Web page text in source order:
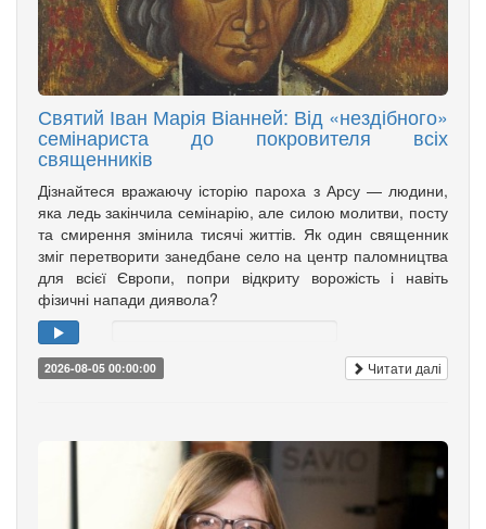
Святий Іван Марія Віанней: Від «нездібного»
семінариста до покровителя всіх
священників
Дізнайтеся вражаючу історію пароха з Арсу — людини,
яка ледь закінчила семінарію, але силою молитви, посту
та смирення змінила тисячі життів. Як один священник
зміг перетворити занедбане село на центр паломництва
для всієї Європи, попри відкриту ворожість і навіть
фізичні напади диявола?
2026-08-05 00:00:00 Читати далі